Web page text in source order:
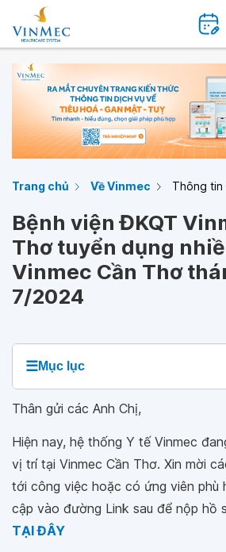
Trang chủ Về Vinmec Thông tin
Bệnh viện ĐKQT
Thơ tuyển dụng
Vinmec Cần Thơ
7/2024
☰Mục lục
Thân gửi các Anh Chị,
Hiện nay, hệ thống Y tế Vinmec
vị trí tại Vinmec Cần Thơ. Xin mời
tới công việc hoặc có ứng viên phù
cập vào đường Link sau để nộp hồ
TẠI ĐÂY